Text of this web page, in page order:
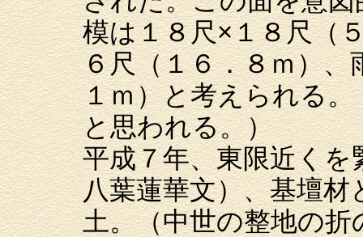
模は１８尺×１８尺（
６尺（１６．８ｍ）、
１ｍ）と考えられる
と思われる。）
平成７年、東限近くを
八葉蓮華文）、基壇
土。（中世の整地の折